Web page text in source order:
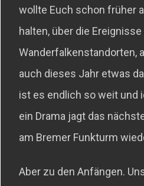
wollte Euch schon früher
halten, über die
Wanderfalkenstandorten,
auch dieses Jahr etwas
ist es endlich so weit und
ein Drama jagt das
am Bremer Funkturm
Aber zu den Anfängen.